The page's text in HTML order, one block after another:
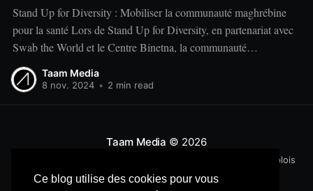
Ce blog utilise des cookies pour vous
Stand Up for Diversity : Mobiliser la communauté maghrébine
pour la santé Lors de Stand Up for Diversity, en partenariat avec
Swab the World et le Centre Binetna, la communauté
maghrébine s’est mobilisée pour aborder l'importance du don de
cellules souches et l’accès aux soins de santé
Taam Media
8 nov. 2024 • 2 min read
Taam Media © 2026
Emplois